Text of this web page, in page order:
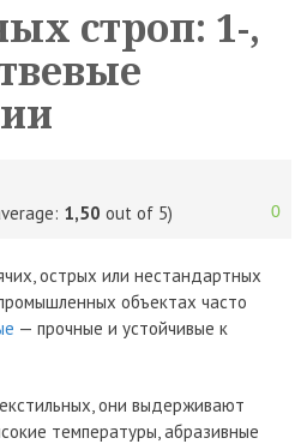
строп: 1-,
1,50 out of 5) 0
острых или нестандартных
объектах часто
— прочные и устойчивые к
они выдерживают
температуры, абразивные